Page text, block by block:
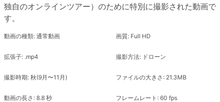
独自のオンラインツアー）のために特別に撮影された動画で
す。
動画の種類: 通常動画 画質: Full HD
拡張子: .mp4 撮影方法: ドローン
撮影時期: 秋(9月〜11月) ファイルの大きさ: 21.3MB
動画の長さ: 8.8 秒 フレームレート: 60 fps